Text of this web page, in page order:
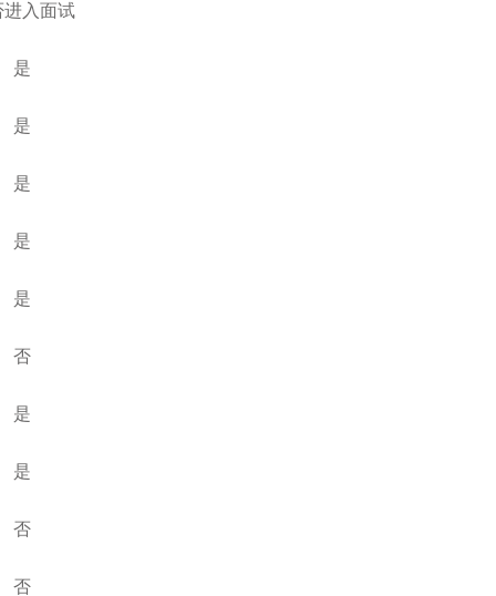
进入面试
是
是
是
是
是
否
是
是
否
否